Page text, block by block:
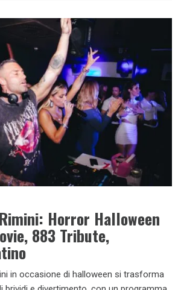
Horror Halloween
883 Tribute,
in occasione di halloween si trasforma